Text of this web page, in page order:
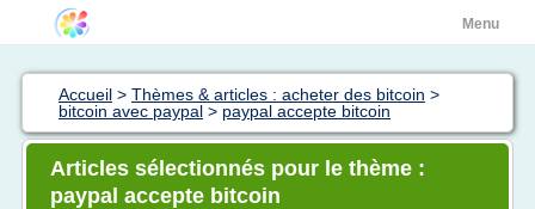
Menu
Accueil > Thèmes & articles : acheter des bitcoin >
bitcoin avec paypal > paypal accepte bitcoin
Articles sélectionnés pour le thème :
paypal accepte bitcoin